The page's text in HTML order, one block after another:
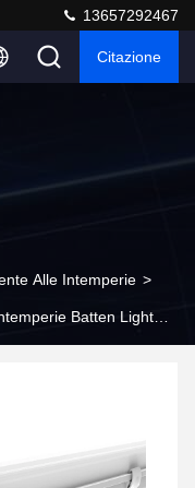
13657292467
Citazione
Alle Intemperie >
Batten Light